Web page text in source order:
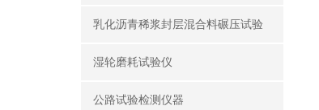
乳化沥青稀浆封层混合料碾压试验
湿轮磨耗试验仪
公路试验检测仪器